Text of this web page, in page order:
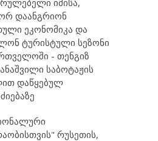
იმისა,
დაანგრიონ
ეკონომიკა და
ტურისტული სეზონი
- თენგიზ
საბოტაჟის
დაწყებულ
რუსეთის,